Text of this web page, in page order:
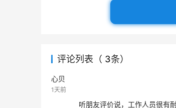
评论列表（ 3条）
心贝
1天前
听朋友评价说，工作人员很有